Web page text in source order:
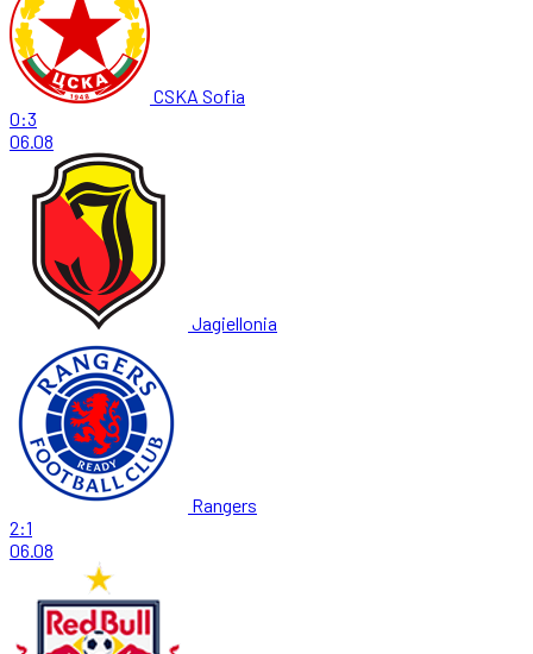
CSKA Sofia
0:3
06.08
Jagiellonia
Rangers
2:1
06.08